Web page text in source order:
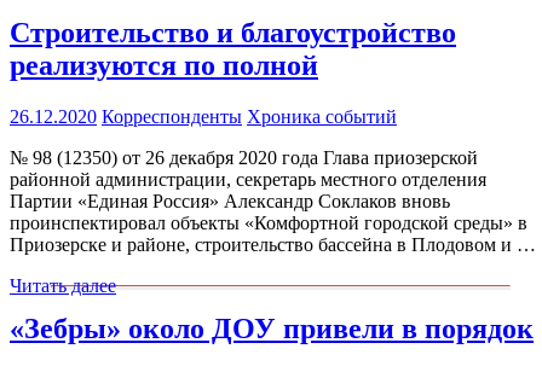
Строительство и благоустройство
реализуются по полной
26.12.2020 Корреспонденты Хроника событий
№ 98 (12350) от 26 декабря 2020 года Глава приозерской
районной администрации, секретарь местного отделения
Партии «Единая Россия» Александр Соклаков вновь
проинспектировал объекты «Комфортной городской среды» в
Приозерске и районе, строительство бассейна в Плодовом и …
Читать далее
«Зебры» около ДОУ привели в порядок